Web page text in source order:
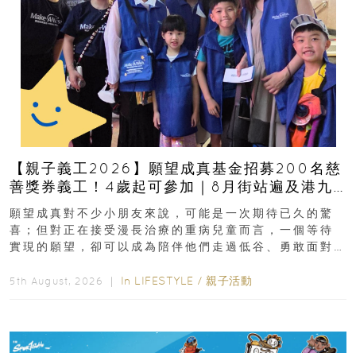
【親子義工2026】願望成真基金招募200名慈
善獎券義工！4歲起可參加｜8月街站遍及港九
新界
願望成真對不少小朋友來說，可能是一次期待已久的驚
喜；但對正在接受漫長治療的重病兒童而言，一個等待
實現的願望，卻可以成為陪伴他們走過低谷、勇敢面對
5th August, 2026 ｜ In LIFESTYLE / 親子活動